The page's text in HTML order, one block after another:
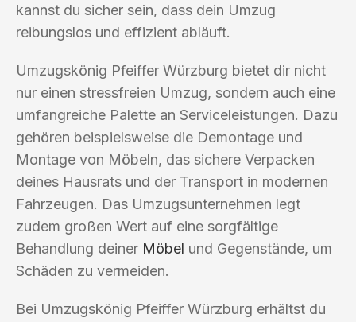
kannst du sicher sein, dass dein Umzug
reibungslos und effizient abläuft.
Umzugskönig Pfeiffer Würzburg bietet dir nicht
nur einen stressfreien Umzug, sondern auch eine
umfangreiche Palette an Serviceleistungen. Dazu
gehören beispielsweise die Demontage und
Montage von Möbeln, das sichere Verpacken
deines Hausrats und der Transport in modernen
Fahrzeugen. Das Umzugsunternehmen legt
zudem großen Wert auf eine sorgfältige
Behandlung deiner Möbel und Gegenstände, um
Schäden zu vermeiden.
Bei Umzugskönig Pfeiffer Würzburg erhältst du